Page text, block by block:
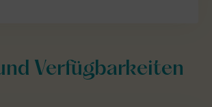
Verfügbarkeiten